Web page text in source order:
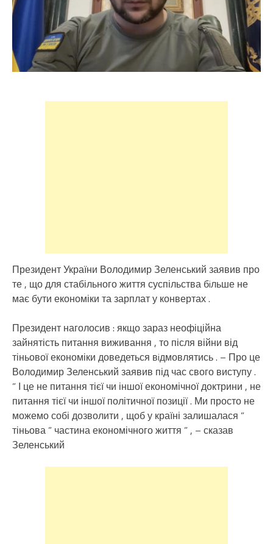
Президент України Володимир Зеленський заявив про
те , що для стабільного життя суспільства бiльше не
має бути економіки та зарплат у конвертах .
Президент наголосив : якщо зараз неофіційна
зайнятість питання виживання , то після війни від
тіньової економіки доведеться вiдмовлятись . – Про це
Володимир Зеленський заявив під час свого виступу .
” І це не питання тієї чи іншої економічної доктрини , не
питання тієї чи іншої політичної позиції . Ми просто не
можемо собі дозволити , щоб у країні залишалася ”
тіньова ” частина економічного життя ” , – сказав
Зеленський